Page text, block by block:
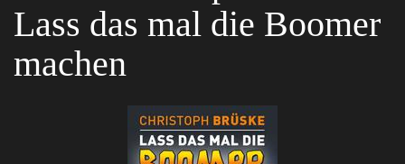
Lass das mal die Boomer
machen